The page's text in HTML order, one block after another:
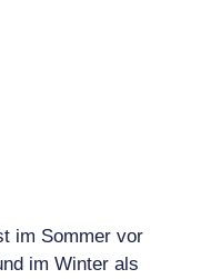
im Sommer vor
im Winter als